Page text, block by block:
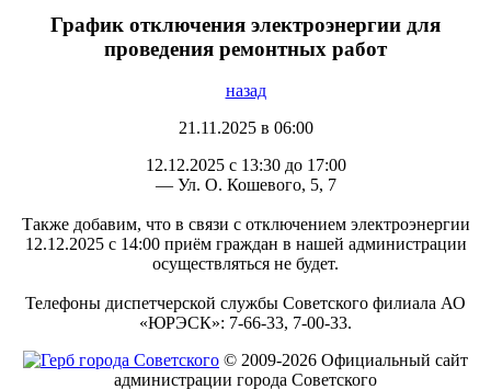
График отключения электроэнергии для
проведения ремонтных работ
назад
21.11.2025 в 06:00
12.12.2025 с 13:30 до 17:00
— Ул. О. Кошевого, 5, 7
Также добавим, что в связи с отключением электроэнергии
12.12.2025 с 14:00 приём граждан в нашей администрации
осуществляться не будет.
Телефоны диспетчерской службы Советского филиала АО
«ЮРЭСК»: 7-66-33, 7-00-33.
© 2009-2026 Официальный сайт
администрации города Советского